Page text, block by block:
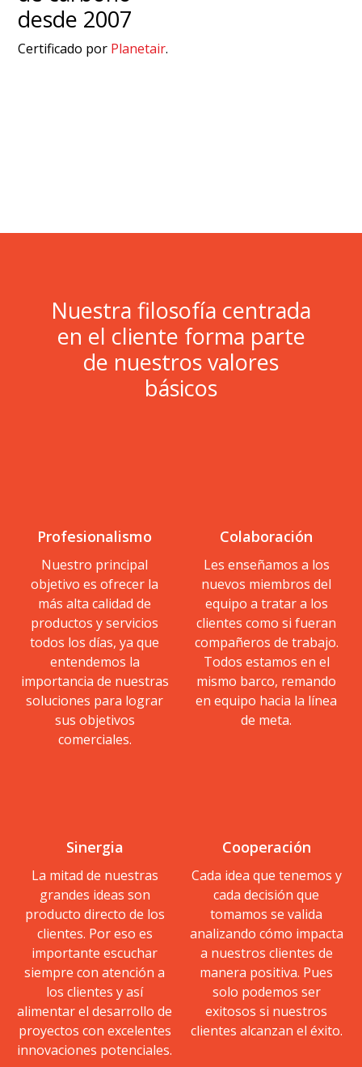
desde 2007
Certificado por Planetair.
Nuestra filosofía centrada
en el cliente forma parte
de nuestros valores
básicos
Profesionalismo
Nuestro principal
objetivo es ofrecer la
más alta calidad de
productos y servicios
todos los días, ya que
entendemos la
importancia de nuestras
soluciones para lograr
sus objetivos
comerciales.
Colaboración
Les enseñamos a los
nuevos miembros del
equipo a tratar a los
clientes como si fueran
compañeros de trabajo.
Todos estamos en el
mismo barco, remando
en equipo hacia la línea
de meta.
Sinergia
La mitad de nuestras
grandes ideas son
producto directo de los
clientes. Por eso es
importante escuchar
siempre con atención a
los clientes y así
alimentar el desarrollo de
proyectos con excelentes
innovaciones potenciales.
Cooperación
Cada idea que tenemos y
cada decisión que
tomamos se valida
analizando cómo impacta
a nuestros clientes de
manera positiva. Pues
solo podemos ser
exitosos si nuestros
clientes alcanzan el éxito.